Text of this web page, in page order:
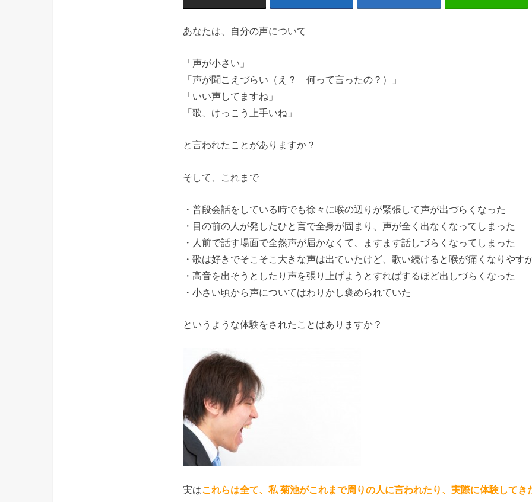
あなたは、自分の声について
「声が小さい」
「声が聞こえづらい（え？ 何って言ったの？）」
「いい声してますね」
「歌、けっこう上手いね」
と言われたことがありますか？
そして、これまで
・普段会話をしている時でも徐々に喉の辺りが緊張して声が出づらくなった
・目の前の人が発したひと言で全身が固まり、声が全く出なくなってしまった
・人前で話す場面で全然声が届かなくて、ますます話しづらくなってしまった
・歌は好きでそこそこ大きな声は出ていたけど、歌い続けると喉が痛くなりやす
・高音を出そうとしたり声を張り上げようとすればするほど出しづらくなった
・小さい頃から声についてはわりかし褒められていた
というような体験をされたことはありますか？
実はこ れらは全て、私 菊池がこれまで周りの人に言われたり、実際に体験してき